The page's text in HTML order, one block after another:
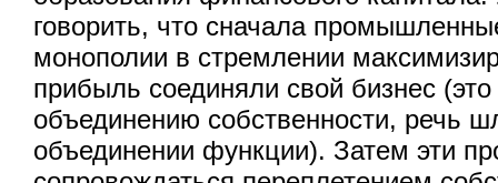
говорить, что сначала
монополии в стремлении
прибыль соединяли свой бизнес
объединению собственности, речь
объединении функции). Затем эти